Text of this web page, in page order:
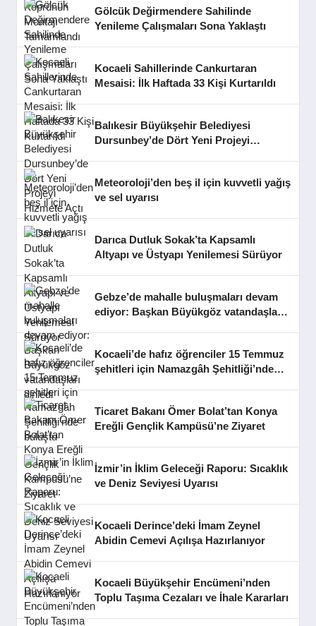
Gölcük Değirmendere Sahilinde
Yenileme Çalışmaları Sona Yaklaştı
Kocaeli Sahillerinde Cankurtaran
Mesaisi: İlk Haftada 33 Kişi Kurtarıldı
Balıkesir Büyükşehir Belediyesi
Dursunbey’de Dört Yeni Projeyi
Meteoroloji’den beş il için kuvvetli yağış
ve sel uyarısı
Darıca Dutluk Sokak’ta Kapsamlı
Altyapı ve Üstyapı Yenilemesi Sürüyor
Gebze’de mahalle buluşmaları devam
ediyor: Başkan Büyükgöz vatandaşları
Kocaeli’de hafız öğrenciler 15 Temmuz
şehitleri için Namazgâh Şehitliği’nde
Ticaret Bakanı Ömer Bolat’tan Konya
Ereğli Gençlik Kampüsü’ne Ziyaret
İzmir’in İklim Geleceği Raporu: Sıcaklık
ve Deniz Seviyesi Uyarısı
Kocaeli Derince’deki İmam Zeynel
Abidin Cemevi Açılışa Hazırlanıyor
Kocaeli Büyükşehir Encümeni’nden
Toplu Taşıma Cezaları ve İhale Kararları